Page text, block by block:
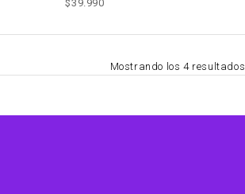
$39.990
Mostrando los 4 resultados